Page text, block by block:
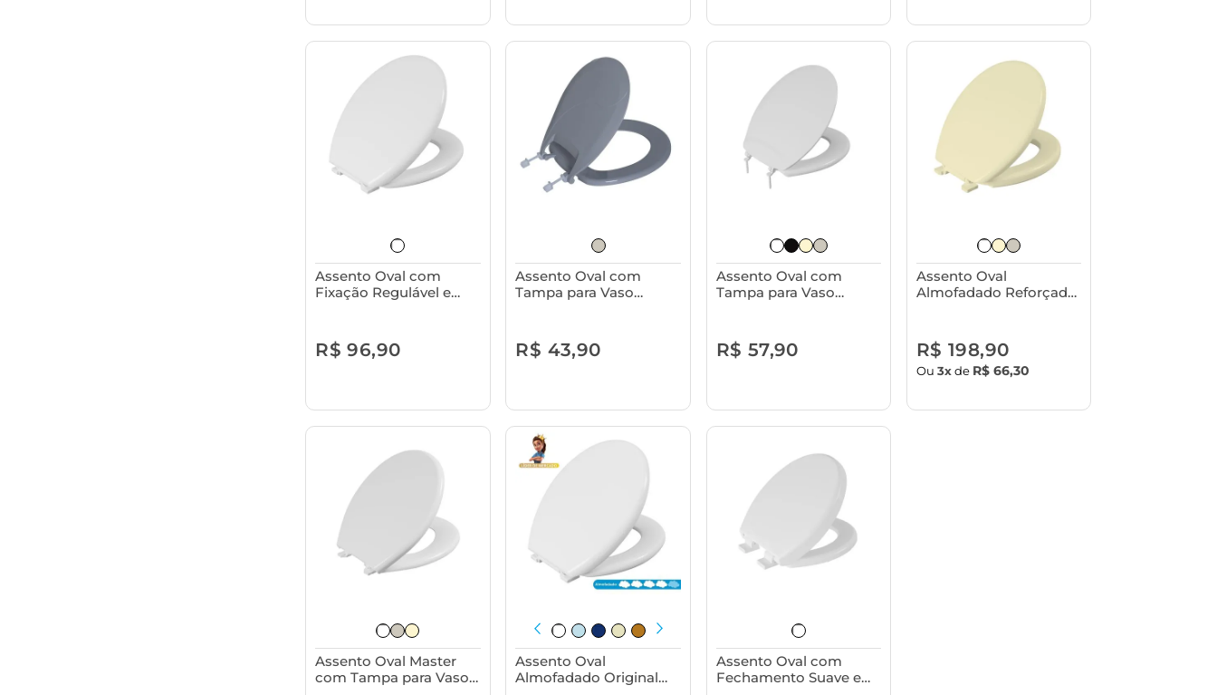
Assento Oval com
Fixação Regulável e
R$ 96,90
Assento Oval com
Tampa para Vaso
R$ 43,90
Assento Oval com
Tampa para Vaso
R$ 57,90
Assento Oval
Almofadado Reforçado
Astra
R$ 198,90
Ou 3xde R$ 66,30
Assento Oval Master
com Tampa para Vaso
Assento Oval
Almofadado Original
Assento Oval com
Fechamento Suave e